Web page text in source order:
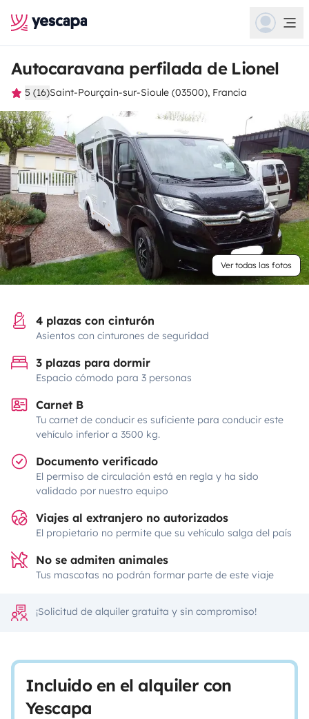
Autocaravana perfilada de Lionel
5 (16)Saint-Pourçain-sur-Sioule (03500), Francia
Ver todas las fotos
4 plazas con cinturón
Asientos con cinturones de seguridad
3 plazas para dormir
Espacio cómodo para 3 personas
Carnet B
Tu carnet de conducir es suficiente para conducir este
vehículo inferior a 3500 kg.
Documento verificado
El permiso de circulación está en regla y ha sido
validado por nuestro equipo
Viajes al extranjero no autorizados
El propietario no permite que su vehículo salga del país
No se admiten animales
Tus mascotas no podrán formar parte de este viaje
¡Solicitud de alquiler gratuita y sin compromiso!
Incluido en el alquiler con
Yescapa